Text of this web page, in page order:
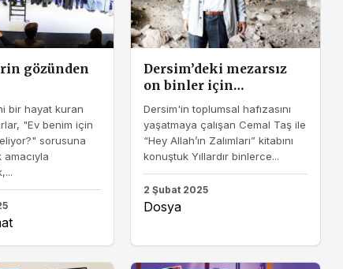
gözünden
bir hayat kuran
"Ev benim için
sorusuna
amacıyla
Dersim’deki mezarsız
on binler için…
Dersim'in toplumsal hafızasını
yaşatmaya çalışan Cemal Taş ile
“Hey Allah’ın Zalımları” kitabını
konuştuk Yıllardır binlerce...
2 Şubat 2025
Dosya